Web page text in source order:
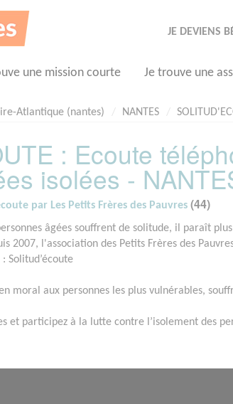
JE DEVIENS
une mission courte Je trouve une
Atlantique (nantes) NANTES
: Ecoute
isolées -
par Les Petits Frères des Pauvres (44)
âgées souffrent de solitude, il paraît
2007, l'association des Petits Frères des
Solitud’écoute
moral aux personnes les plus vulnérables,
et participez à la lutte contre l’isolement des